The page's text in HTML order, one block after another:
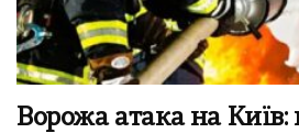
Ворожа атака на Київ: